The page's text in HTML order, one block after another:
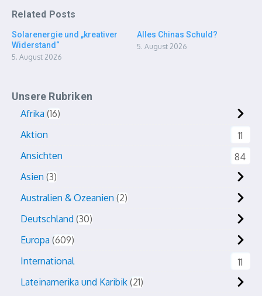
Related Posts
Solarenergie und „kreativer
Widerstand“
5. August 2026
Alles Chinas Schuld?
5. August 2026
Unsere Rubriken
Afrika 16
Aktion
11
Ansichten
84
Asien 3
Australien & Ozeanien 2
Deutschland 30
Europa 609
International
11
Lateinamerika und Karibik 21